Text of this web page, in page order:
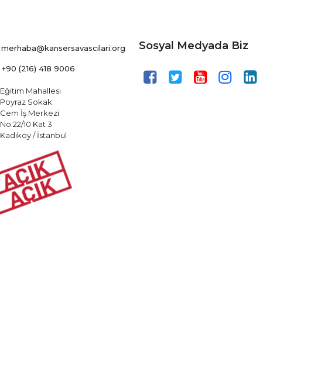
merhaba@kansersavascilari.org
+90 (216) 418 9006
Eğitim Mahallesi
Poyraz Sokak
Cem İş Merkezi
No:22/10 Kat 3
Kadıköy / İstanbul
Sosyal Medyada Biz